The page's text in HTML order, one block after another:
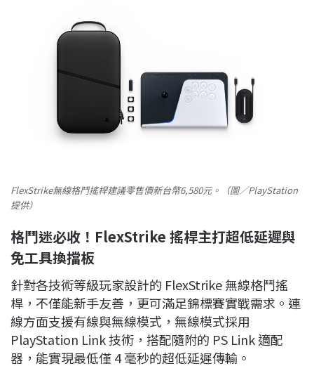
FlexStrike無線格鬥搖桿建議零售價新台幣6,580元。（圖／PlayStation
提供）
格鬥迷必收！FlexStrike 搖桿主打超低延遲與
免工具換擋板
針對各技術等級玩家設計的 FlexStrike 無線格鬥搖
桿，不僅能新手友善，更可滿足錦標賽實戰需求。連
線方面支援有線與無線模式，無線模式採用
PlayStation Link 技術，搭配隨附的 PS Link 適配
器，能實現最低僅 4 毫秒的超低延遲傳輸。